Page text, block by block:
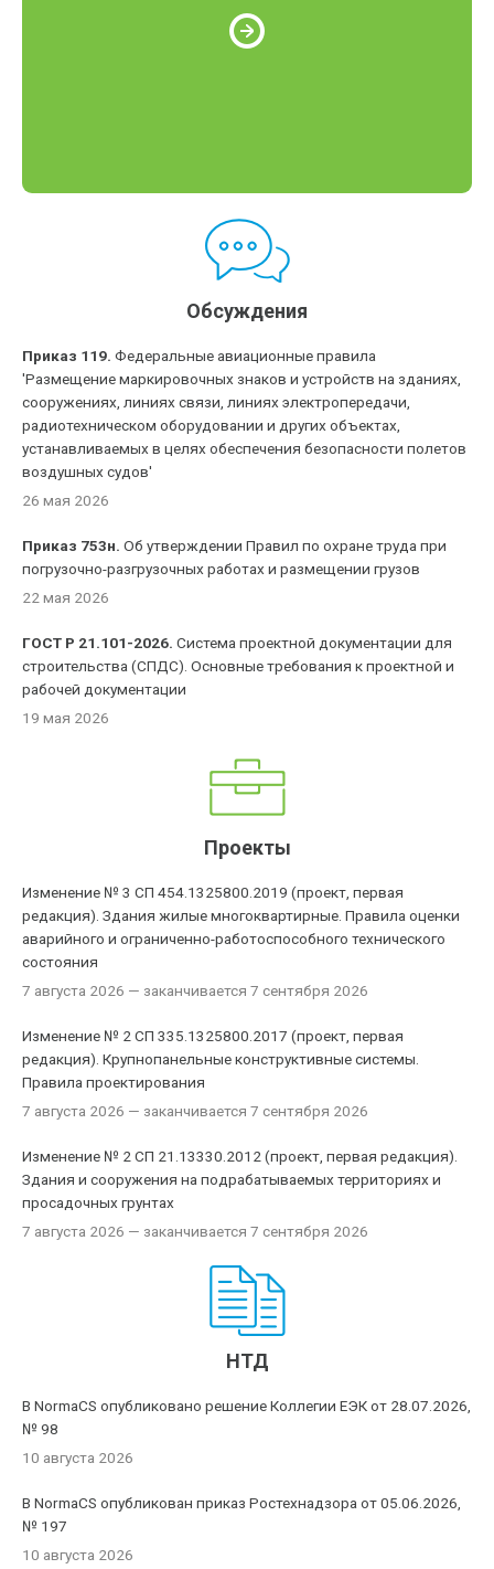
Обсуждения
Приказ 119. Федеральные авиационные правила
'Размещение маркировочных знаков и устройств на зданиях,
сооружениях, линиях связи, линиях электропередачи,
радиотехническом оборудовании и других объектах,
устанавливаемых в целях обеспечения безопасности полетов
воздушных судов'
26 мая 2026
Приказ 753н. Об утверждении Правил по охране труда при
погрузочно-разгрузочных работах и размещении грузов
22 мая 2026
ГОСТ Р 21.101-2026. Система проектной документации для
строительства (СПДС). Основные требования к проектной и
рабочей документации
19 мая 2026
Проекты
Изменение № 3 СП 454.1325800.2019 (проект, первая
редакция). Здания жилые многоквартирные. Правила оценки
аварийного и ограниченно-работоспособного технического
состояния
7 августа 2026 — заканчивается 7 сентября 2026
Изменение № 2 СП 335.1325800.2017 (проект, первая
редакция). Крупнопанельные конструктивные системы.
Правила проектирования
7 августа 2026 — заканчивается 7 сентября 2026
Изменение № 2 СП 21.13330.2012 (проект, первая редакция).
Здания и сооружения на подрабатываемых территориях и
просадочных грунтах
7 августа 2026 — заканчивается 7 сентября 2026
НТД
В NormaCS опубликовано решение Коллегии ЕЭК от 28.07.2026,
№ 98
10 августа 2026
В NormaCS опубликован приказ Ростехнадзора от 05.06.2026,
№ 197
10 августа 2026